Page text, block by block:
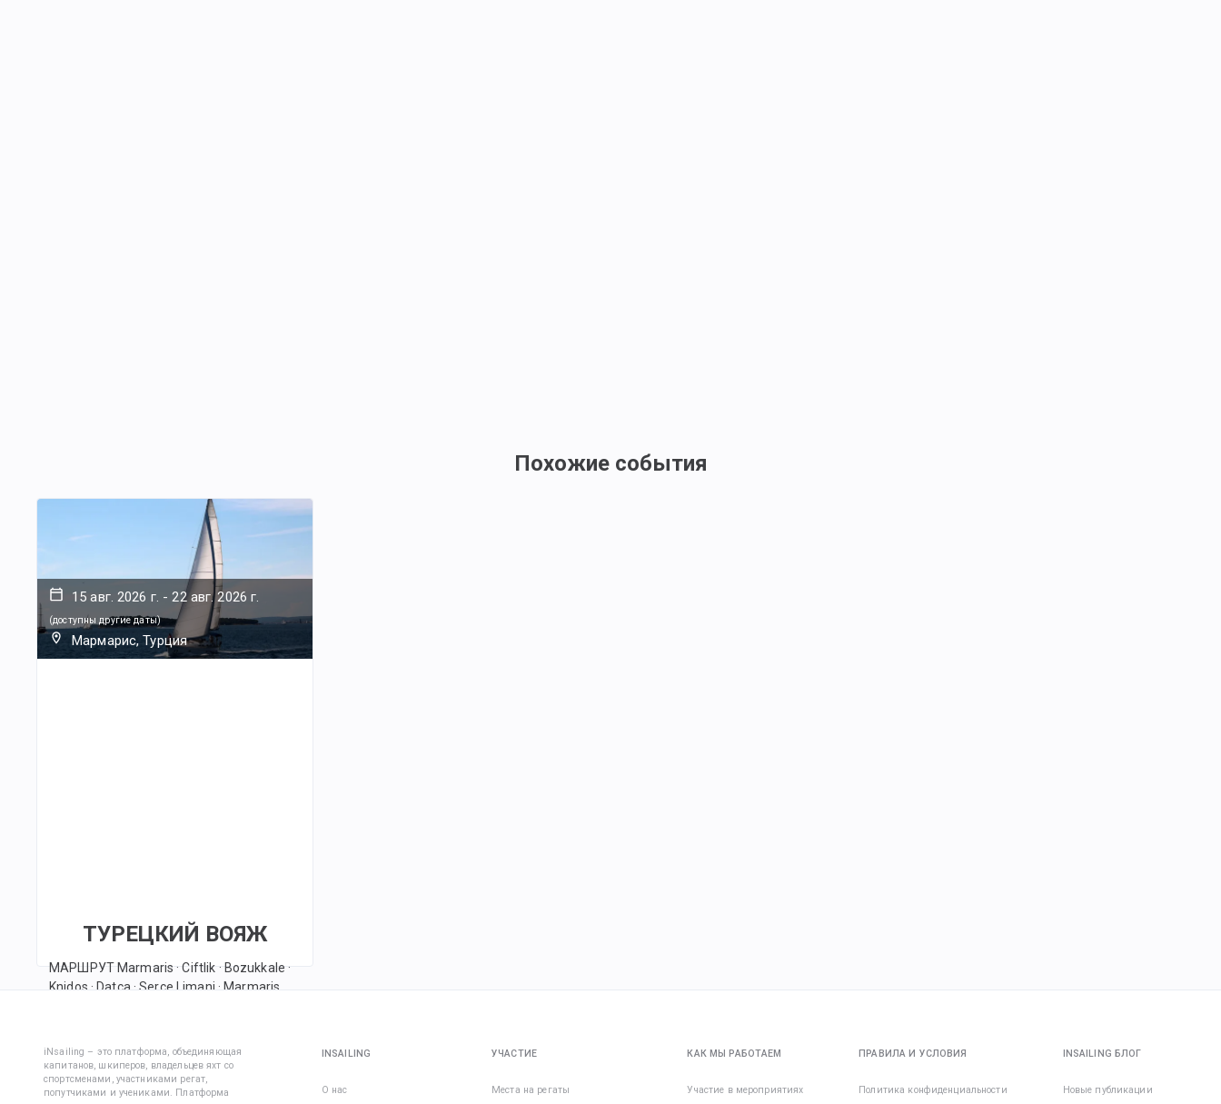
Похожие события
15 авг. 2026 г. - 22 авг. 2026 г.
(доступны другие даты)
Мармарис, Турция
ТУРЕЦКИЙ ВОЯЖ
МАРШРУТ Marmaris · Ciftlik · Bozukkale ·
Knidos · Datca · Serce Limani · Marmaris
2026
г.
2026
г.
2026
г.
iNsailing – это платформа, объединяющая
капитанов, шкиперов, владельцев яхт со
спортсменами, участниками регат,
попутчиками и учениками. Платформа
INSAILING
О нас
УЧАСТИЕ
Места на регаты
КАК МЫ РАБОТАЕМ
Участие в мероприятиях
ПРАВИЛА И УСЛОВИЯ
Политика конфиденциальности
INSAILING БЛОГ
Новые публикации